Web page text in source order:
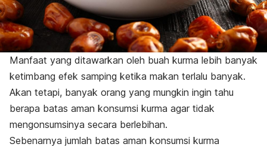
Manfaat yang ditawarkan oleh buah kurma lebih banyak
ketimbang efek samping ketika makan terlalu banyak.
Akan tetapi, banyak orang yang mungkin ingin tahu
berapa batas aman konsumsi kurma agar tidak
mengonsumsinya secara berlebihan.
Sebenarnya jumlah batas aman konsumsi kurma